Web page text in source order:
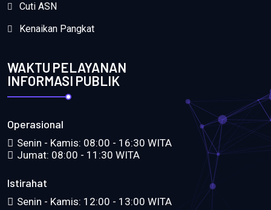
Cuti ASN
Kenaikan Pangkat
WAKTU PELAYANAN
INFORMASI PUBLIK
Operasional
Senin - Kamis: 08:00 - 16:30 WITA
Jumat: 08:00 - 11:30 WITA
Istirahat
Senin - Kamis: 12:00 - 13:00 WITA